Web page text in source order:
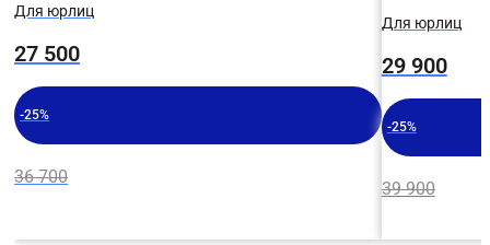
Для юрлиц
27 500
-25%
36 700
Для юрлиц
29 900
-25%
39 900